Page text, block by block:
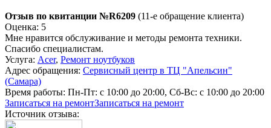
Отзыв по квитанции №R6209 (11-е обращение клиента)
Оценка: 5
Мне нравится обслуживание и методы ремонта техники.
Спасибо специалистам.
Услуга: Acer, Ремонт ноутбуков
Адрес обращения: Сервисный центр в ТЦ "Апельсин"
(Самара)
Время работы: Пн-Пт: с 10:00 до 20:00, Сб-Вс: с 10:00 до 20:00
Записаться на ремонтЗаписаться на ремонт
Источник отзыва: